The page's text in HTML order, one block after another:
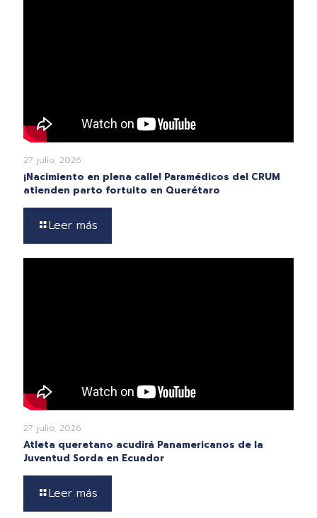
27 julio, 2026
¡Nacimiento en plena calle! Paramédicos del CRUM
atienden parto fortuito en Querétaro
Leer más
27 julio, 2026
Atleta queretano acudirá Panamericanos de la
Juventud Sorda en Ecuador
Leer más